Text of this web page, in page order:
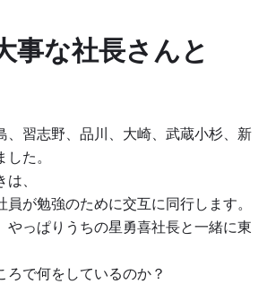
事な社長さんと
、習志野、品川、大崎、武蔵小杉、新
た。
、
が勉強のために交互に同行します。
やっぱりうちの星勇喜社長と一緒に東
ろで何をしているのか？